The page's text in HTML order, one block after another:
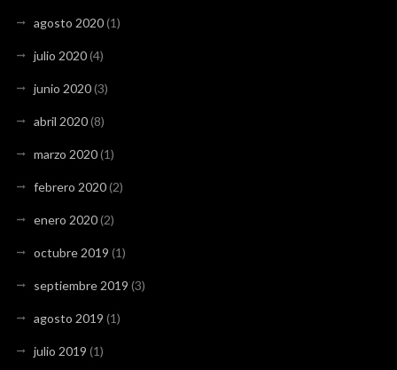
agosto 2020(1)
julio 2020(4)
junio 2020(3)
abril 2020(8)
marzo 2020(1)
febrero 2020(2)
enero 2020(2)
octubre 2019 (1)
septiembre 2019 (3)
agosto 2019 (1)
julio 2019 (1)